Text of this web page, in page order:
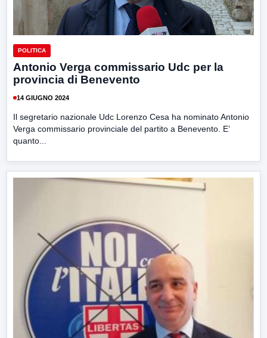
POLITICA
Antonio Verga commissario Udc per la
provincia di Benevento
14 GIUGNO 2024
Il segretario nazionale Udc Lorenzo Cesa ha nominato Antonio
Verga commissario provinciale del partito a Benevento. E’
quanto...